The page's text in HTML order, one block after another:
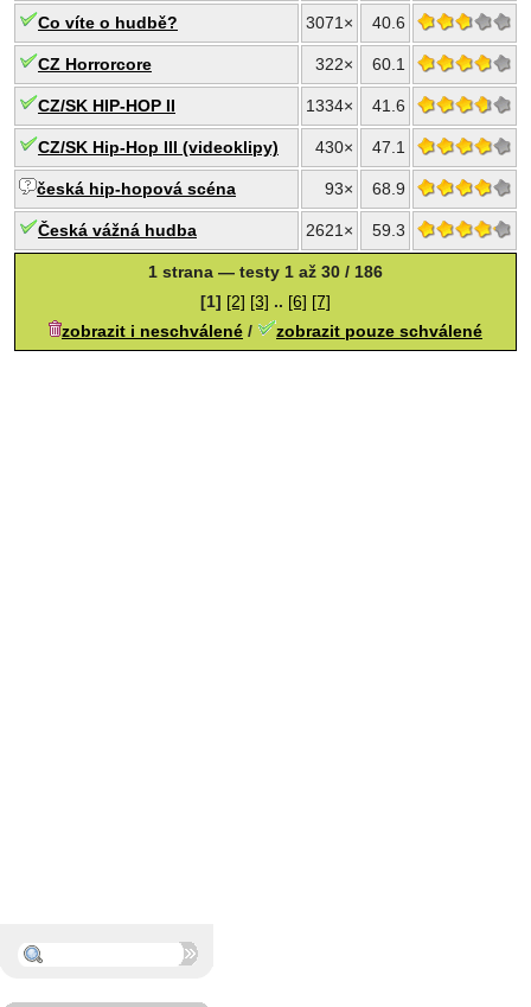
Co víte o hudbě? 3071× 40.6
CZ Horrorcore 322× 60.1
CZ/SK HIP-HOP II 1334× 41.6
CZ/SK Hip-Hop III (videoklipy) 430× 47.1
česká hip-hopová scéna 93× 68.9
Česká vážná hudba 2621× 59.3
1 strana — testy 1 až 30 / 186
[1] [2] [3] .. [6] [7]
zobrazit i neschválené / zobrazit pouze schválené